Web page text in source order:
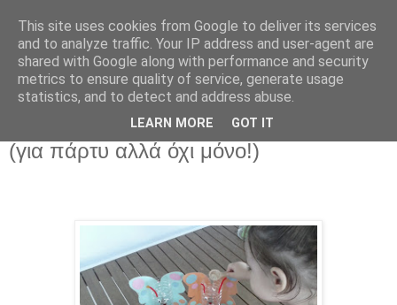
DIY παιχνίδι για ένα ή και πολλά παιδιά
(για πάρτυ αλλά όχι μόνο!)
This site uses cookies from Google to deliver its services
and to analyze traffic. Your IP address and user-agent are
shared with Google along with performance and security
metrics to ensure quality of service, generate usage
statistics, and to detect and address abuse.
LEARN MORE GOT IT